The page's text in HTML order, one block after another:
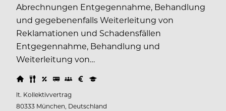
Abrechnungen Entgegennahme, Behandlung
und gegebenenfalls Weiterleitung von
Reklamationen und Schadensfällen
Entgegennahme, Behandlung und
Weiterleitung von…
lt. Kollektivvertrag
80333 München, Deutschland